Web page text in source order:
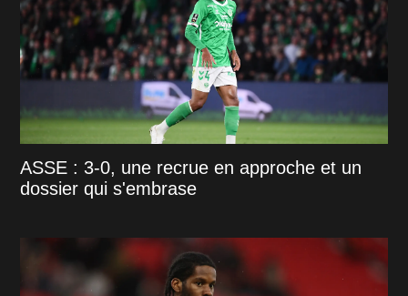
ASSE : 3-0, une recrue en approche et un
dossier qui s'embrase